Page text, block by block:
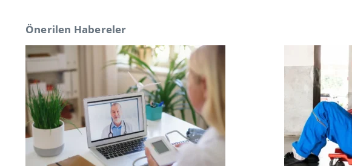
Önerilen Habereler